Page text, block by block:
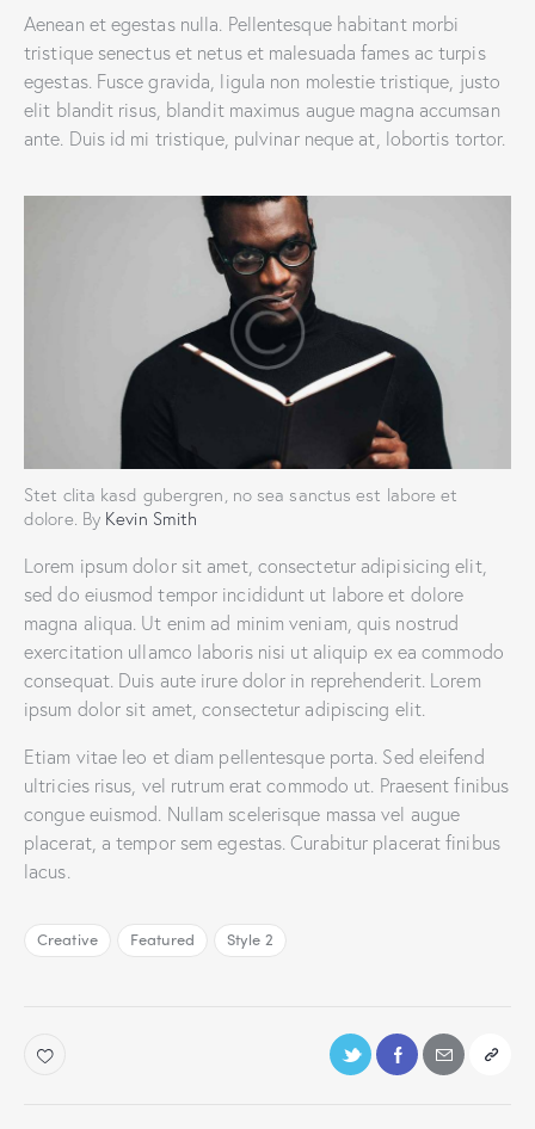
Aenean et egestas nulla. Pellentesque habitant morbi
tristique senectus et netus et malesuada fames ac turpis
egestas. Fusce gravida, ligula non molestie tristique, justo
elit blandit risus, blandit maximus augue magna accumsan
ante. Duis id mi tristique, pulvinar neque at, lobortis tortor.
Stet clita kasd gubergren, no sea sanctus est labore et
dolore. By Kevin Smith
Lorem ipsum dolor sit amet, consectetur adipisicing elit,
sed do eiusmod tempor incididunt ut labore et dolore
magna aliqua. Ut enim ad minim veniam, quis nostrud
exercitation ullamco laboris nisi ut aliquip ex ea commodo
consequat. Duis aute irure dolor in reprehenderit. Lorem
ipsum dolor sit amet, consectetur adipiscing elit.
Etiam vitae leo et diam pellentesque porta. Sed eleifend
ultricies risus, vel rutrum erat commodo ut. Praesent finibus
congue euismod. Nullam scelerisque massa vel augue
placerat, a tempor sem egestas. Curabitur placerat finibus
lacus.
Creative Featured Style 2